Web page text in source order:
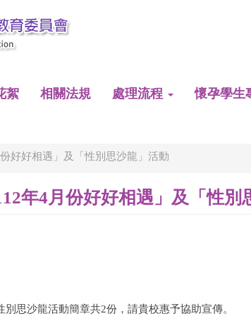
絮 相關法規 處理流程 懷孕學生
好好相遇」及「性別思沙龍」活動
年4月份好好相遇」及「性別
思沙龍活動簡章共2份，請貴校惠予協助宣傳。